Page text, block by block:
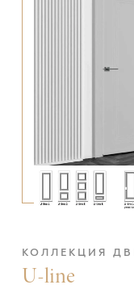
КОЛЛЕКЦИЯ
U-line